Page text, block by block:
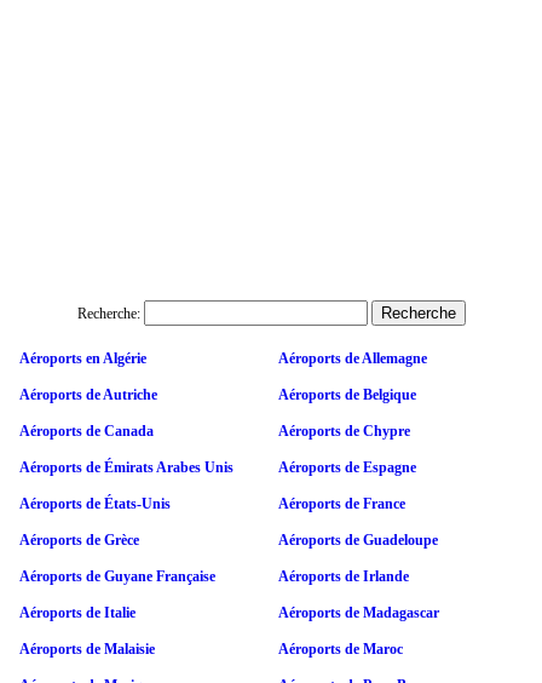
Recherche:
Aéroports en Algérie Aéroports de Allemagne
Aéroports de Autriche Aéroports de Belgique
Aéroports de Canada Aéroports de Chypre
Aéroports de Émirats Arabes Unis Aéroports de Espagne
Aéroports de États-Unis Aéroports de France
Aéroports de Grèce Aéroports de Guadeloupe
Aéroports de Guyane Française Aéroports de Irlande
Aéroports de Italie Aéroports de Madagascar
Aéroports de Malaisie Aéroports de Maroc